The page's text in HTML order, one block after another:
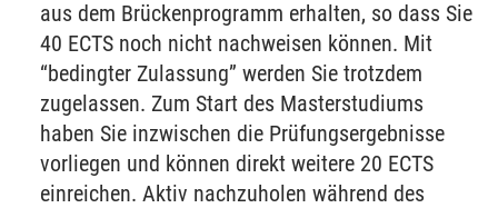
aus dem Brückenprogramm erhalten, so dass Sie
40 ECTS noch nicht nachweisen können. Mit
“bedingter Zulassung” werden Sie trotzdem
zugelassen. Zum Start des Masterstudiums
haben Sie inzwischen die Prüfungsergebnisse
vorliegen und können direkt weitere 20 ECTS
einreichen. Aktiv nachzuholen während des